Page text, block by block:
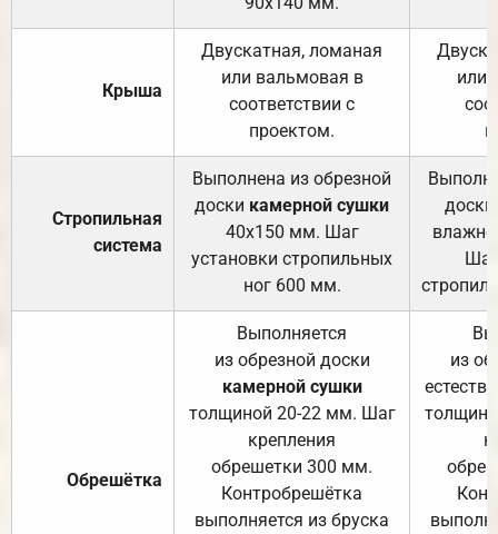
Крыша
Двускатная, ломаная
или вальмовая в
соответствии с
проектом.
или
Стропильная
система
Выполнена из обрезной
доски камерной сушки
40х150 мм. Шаг
установки стропильных
ног 600 мм.
доски
Обрешётка
Выполняется
из обрезной доски
камерной сушки
толщиной 20-22 мм. Шаг
крепления
обрешетки 300 мм.
Контробрешётка
выполняется из бруска
из